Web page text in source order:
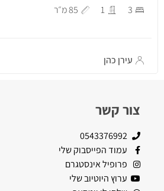
3
1 85 מ״ר
עירן כהן
צור קשר
0543376992
עמוד הפייסבוק שלי
פרופיל אינסטגרם
ערוץ היוטיוב שלי